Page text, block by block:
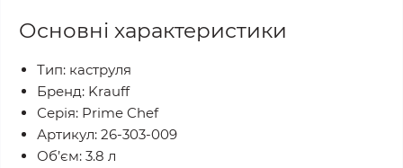
Основні характеристики
Тип: каструля
Бренд: Krauff
Серія: Prime Chef
Артикул: 26-303-009
Об’єм: 3.8 л